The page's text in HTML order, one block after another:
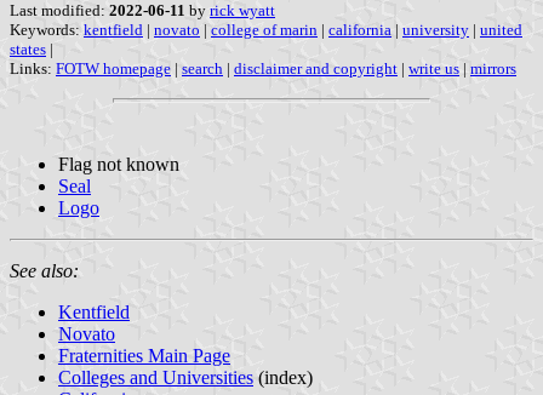
Last modified: 2022-06-11 by rick wyatt
Keywords: kentfield | novato | college of marin | california | university | united
states |
Links: FOTW homepage | search | disclaimer and copyright | write us | mirrors
Flag not known
Seal
Logo
See also:
Kentfield
Novato
Fraternities Main Page
Colleges and Universities (index)